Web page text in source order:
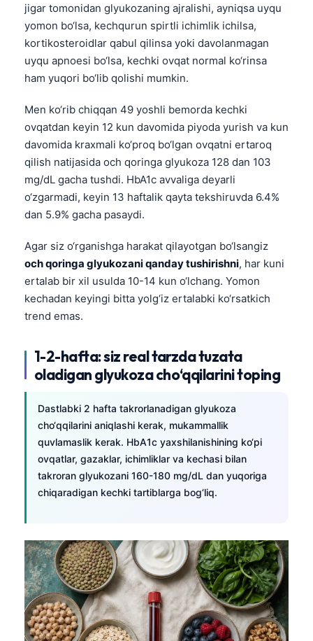
jigar tomonidan glyukozaning ajralishi, ayniqsa uyqu
yomon bo‘lsa, kechqurun spirtli ichimlik ichilsa,
kortikosteroidlar qabul qilinsa yoki davolanmagan
uyqu apnoesi bo‘lsa, kechki ovqat normal ko‘rinsa
ham yuqori bo‘lib qolishi mumkin.
Men ko‘rib chiqqan 49 yoshli bemorda kechki
ovqatdan keyin 12 kun davomida piyoda yurish va kun
davomida kraxmali ko‘proq bo‘lgan ovqatni ertaroq
qilish natijasida och qoringa glyukoza 128 dan 103
mg/dL gacha tushdi. HbA1c avvaliga deyarli
o‘zgarmadi, keyin 13 haftalik qayta tekshiruvda 6.4%
dan 5.9% gacha pasaydi.
Agar siz o‘rganishga harakat qilayotgan bo‘lsangiz
och qoringa glyukozani qanday tushirishni, har kuni
ertalab bir xil usulda 10-14 kun o‘lchang. Yomon
kechadan keyingi bitta yolg‘iz ertalabki ko‘rsatkich
trend emas.
1-2-hafta: siz real tarzda tuzata
oladigan glyukoza cho‘qqilarini toping
Dastlabki 2 hafta takrorlanadigan glyukoza
cho‘qqilarini aniqlashi kerak, mukammallik
quvlamaslik kerak. HbA1c yaxshilanishining ko‘pi
ovqatlar, gazaklar, ichimliklar va kechasi bilan
takroran glyukozani 160-180 mg/dL dan yuqoriga
chiqaradigan kechki tartiblarga bog‘liq.